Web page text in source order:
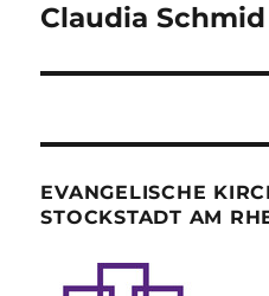
Beitrag:
Claudia Schmid
EVANGELISCHE
STOCKSTADT AM